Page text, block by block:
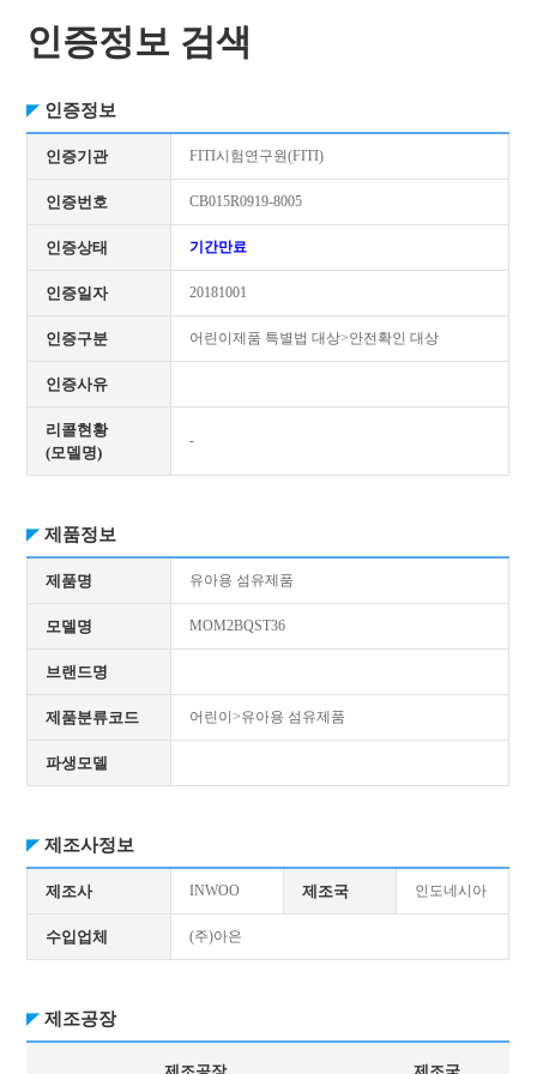
인증정보 검색
인증정보
인증기관 FITI시험연구원(FITI)
인증번호 CB015R0919-8005
인증상태 기간만료
인증일자 20181001
인증구분 어린이제품 특별법 대상>안전확인 대상
인증사유
리콜현황
(모델명)
-
제품정보
제품명 유아용 섬유제품
모델명 MOM2BQST36
브랜드명
제품분류코드 어린이>유아용 섬유제품
파생모델
제조사정보
제조사 INWOO 제조국 인도네시아
수입업체 (주)아은
제조공장